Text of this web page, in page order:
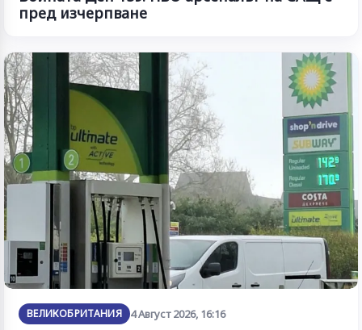
пред изчерпване
ВЕЛИКОБРИТАНИЯ 4 Август 2026, 16:16